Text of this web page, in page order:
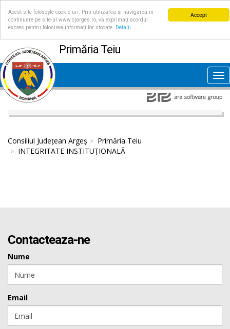
Accept
Acest site folosește cookie-uri. Prin utilizarea și navigarea în
continuare pe site-ul www.cjarges.ro, vă exprimați acordul
expres pentru folosirea informațiilor stocate.
Detalii
Primăria Teiu
Consiliul Județean Argeș
Primăria Teiu
INTEGRITATE INSTITUȚIONALĂ
Contacteaza-ne
Nume
Email